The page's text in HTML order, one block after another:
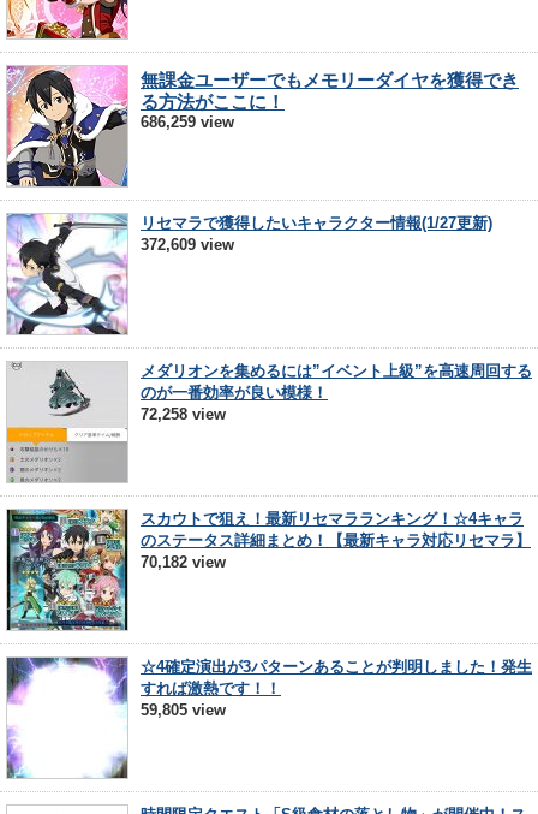
無課金ユーザーでもメモリーダイヤを獲得でき
る方法がここに！
686,259 view
リセマラで獲得したいキャラクター情報(1/27更新)
372,609 view
メダリオンを集めるには”イベント上級”を高速周回する
のが一番効率が良い模様！
72,258 view
スカウトで狙え！最新リセマラランキング！☆4キャラ
のステータス詳細まとめ！【最新キャラ対応リセマラ】
70,182 view
☆4確定演出が3パターンあることが判明しました！発生
すれば激熱です！！
59,805 view